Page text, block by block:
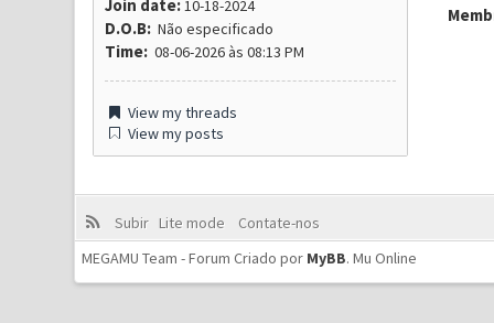
Join date:10-18-2024
D.O.B:Não especificado
Time:08-06-2026 às 08:13 PM
View my threads
View my posts
Subir Lite mode
Contate-nos
MEGAMU Team - Forum Criado por MyBB.Mu Online